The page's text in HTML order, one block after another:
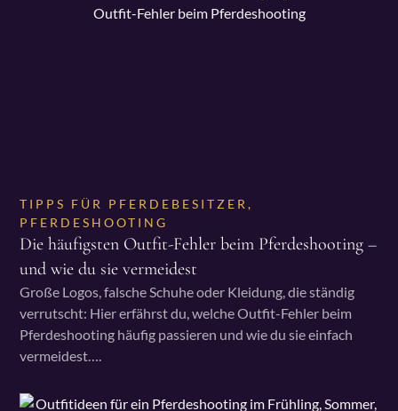
TIPPS FÜR PFERDEBESITZER,
PFERDESHOOTING
Die häufigsten Outfit-Fehler beim Pferdeshooting –
und wie du sie vermeidest
Große Logos, falsche Schuhe oder Kleidung, die ständig
verrutscht: Hier erfährst du, welche Outfit-Fehler beim
Pferdeshooting häufig passieren und wie du sie einfach
vermeidest….